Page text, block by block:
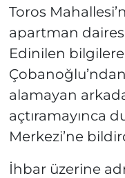
Toros
apartman
Edinilen
alamayan
açtıramayınca
Merkezi’ne
İhbar üzerine